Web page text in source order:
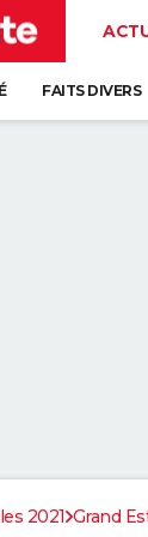
FAITS DIVERS
2021 Grand